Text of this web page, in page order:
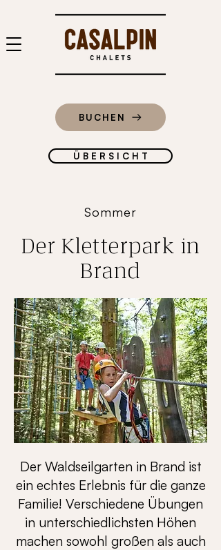
BUCHEN
Ü B E R S I C H T
Sommer
Der Kletterpark in
Brand
Der Waldseilgarten in Brand ist
ein echtes Erlebnis für die ganze
Familie! Verschiedene Übungen
in unterschiedlichsten Höhen
machen sowohl großen als auch